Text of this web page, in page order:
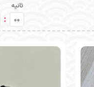
: 00
ثانیه